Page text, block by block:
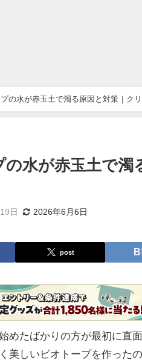
の水が赤玉土で濁る原因と対策｜ク
の水が赤玉土で
日 2026年6月6日
post
めたばかりの方が最初に直
美しいビオトープを作った